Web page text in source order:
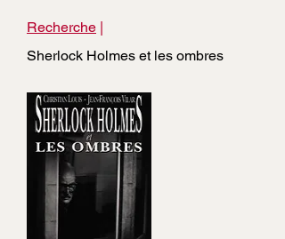
Recherche |
Sherlock Holmes et les ombres